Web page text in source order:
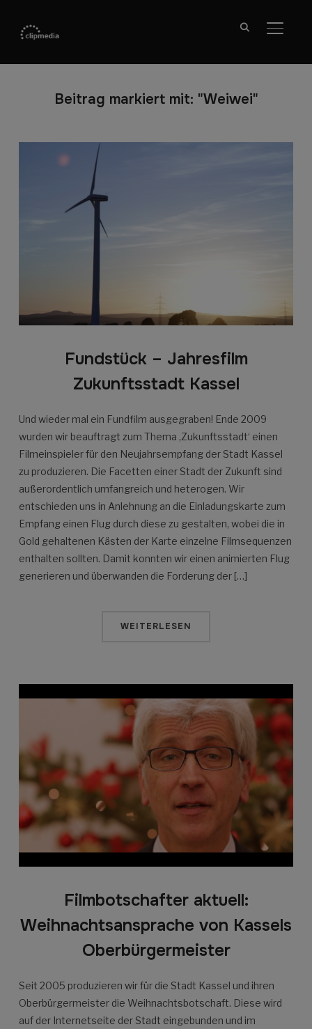
Beitrag markiert mit: "Weiwei"
Fundstück – Jahresfilm
Zukunftsstadt Kassel
Und wieder mal ein Fundfilm ausgegraben! Ende 2009
wurden wir beauftragt zum Thema ‚Zukunftsstadt‘ einen
Filmeinspieler für den Neujahrsempfang der Stadt Kassel
zu produzieren. Die Facetten einer Stadt der Zukunft sind
außerordentlich umfangreich und heterogen. Wir
entschieden uns in Anlehnung an die Einladungskarte zum
Empfang einen Flug durch diese zu gestalten, wobei die in
Gold gehaltenen Kästen der Karte einzelne Filmsequenzen
enthalten sollten. Damit konnten wir einen animierten Flug
generieren und überwanden die Forderung der […]
WEITERLESEN
Filmbotschafter aktuell:
Weihnachtsansprache von Kassels
Oberbürgermeister
Seit 2005 produzieren wir für die Stadt Kassel und ihren
Oberbürgermeister die Weihnachtsbotschaft. Diese wird
auf der Internetseite der Stadt eingebunden und im